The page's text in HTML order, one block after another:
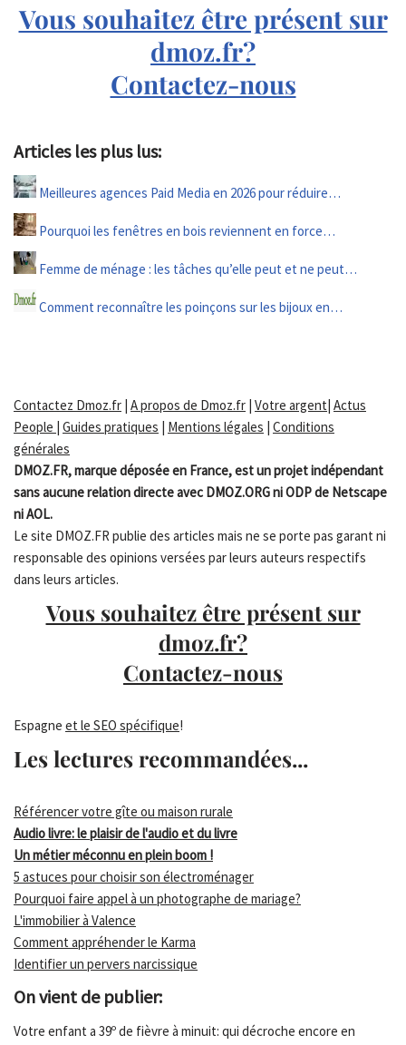
Vous souhaitez être présent sur
dmoz.fr?
Contactez-nous
Articles les plus lus:
Meilleures agences Paid Media en 2026 pour réduire…
Pourquoi les fenêtres en bois reviennent en force…
Femme de ménage : les tâches qu’elle peut et ne peut…
Comment reconnaître les poinçons sur les bijoux en…
Contactez Dmoz.fr | A propos de Dmoz.fr | Votre argent| Actus
People | Guides pratiques | Mentions légales | Conditions
générales
DMOZ.FR, marque déposée en France, est un projet indépendant
sans aucune relation directe avec DMOZ.ORG ni ODP de Netscape
ni AOL.
Le site DMOZ.FR publie des articles mais ne se porte pas garant ni
responsable des opinions versées par leurs auteurs respectifs
dans leurs articles.
Vous souhaitez être présent sur
dmoz.fr?
Contactez-nous
Espagne et le SEO spécifique!
Les lectures recommandées...
Référencer votre gîte ou maison rurale
Audio livre: le plaisir de l'audio et du livre
Un métier méconnu en plein boom !
5 astuces pour choisir son électroménager
Pourquoi faire appel à un photographe de mariage?
L'immobilier à Valence
Comment appréhender le Karma
Identifier un pervers narcissique
On vient de publier:
Votre enfant a 39º de fièvre à minuit: qui décroche encore en